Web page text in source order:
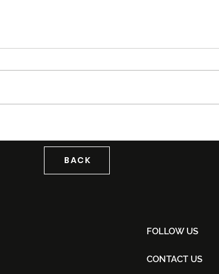
Dijual Bermula 21 Ogos
BACK
FOLLOW US
CONTACT US